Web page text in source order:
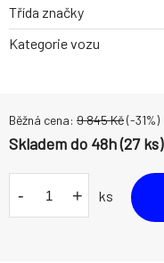
Třída značky
Kategorie vozu
Běžná cena: 9 845Kč(-31%)
Skladem do 48h (27 ks)
- + ks